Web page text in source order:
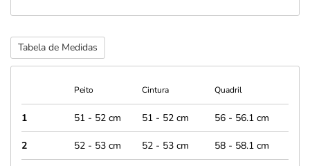
Tabela de Medidas
Peito Cintura Quadril
1 51 - 52 cm 51 - 52 cm 56 - 56.1 cm
2 52 - 53 cm 52 - 53 cm 58 - 58.1 cm